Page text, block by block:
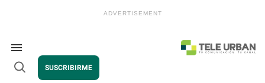
Search
&
Section
Navigation
Open
SUSCRIBIRME